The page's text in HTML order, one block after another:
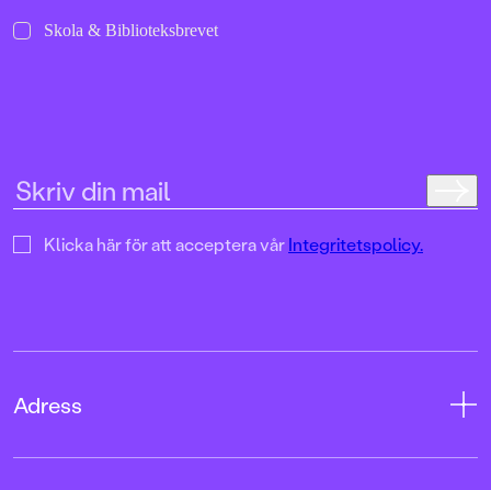
Skola & Biblioteksbrevet
Klicka här för att acceptera vårIntegritetspolicy.
Adress